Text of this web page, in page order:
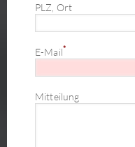
PLZ, Ort
E-Mail*
Mitteilung